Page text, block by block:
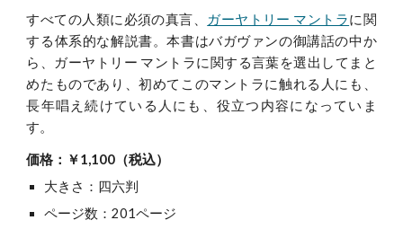
すべての人類に必須の真言、 ガーヤトリー マントラに関
する体系的な解説書。本書はバガヴァンの御講話の中か
ら、ガーヤトリー マントラに関する言葉を選出してまと
めたものであり、初めてこのマントラに触れる人にも、
長年唱え続けている人にも、役立つ内容になっていま
す。
価格：￥1,100（税込）
大きさ：四六判
ページ数：201ページ